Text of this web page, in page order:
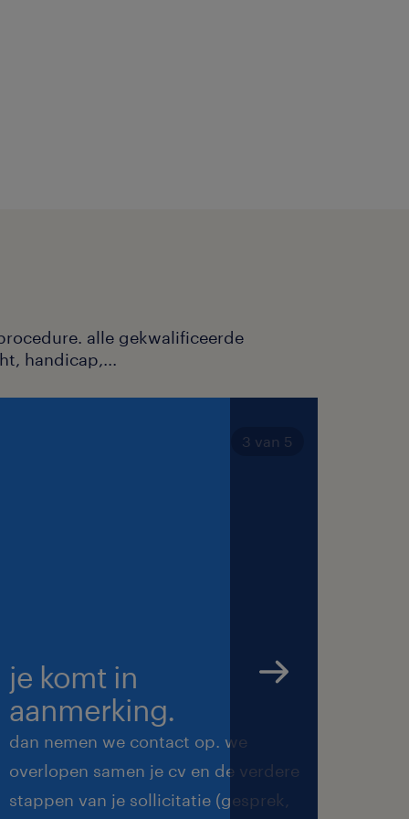
alle gekwalificeerde
handicap,...
3 van 5
je komt in
aanmerking.
dan nemen we contact op. we
overlopen samen je cv en de verdere
stappen van je sollicitatie (gesprek,